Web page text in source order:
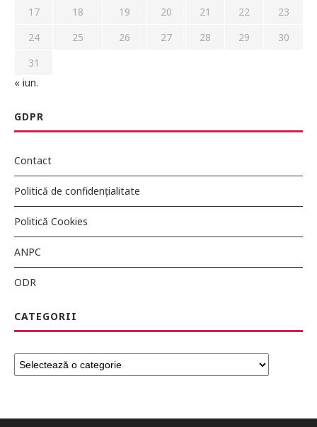
17
18 19 20 21 22
23
24
25 26 27 28 29
30
31
« iun.
GDPR
Contact
Politică de confidențialitate
Politică Cookies
ANPC
ODR
CATEGORII